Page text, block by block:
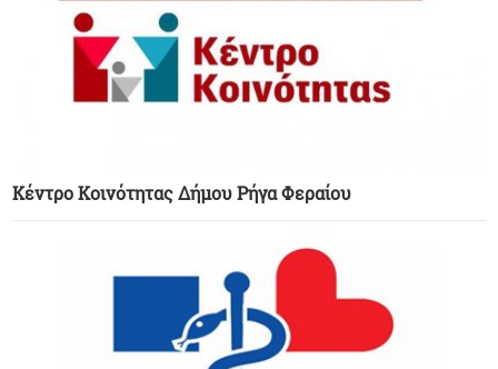
Κέντρο Κοινότητας Δήμου Ρήγα Φεραίου